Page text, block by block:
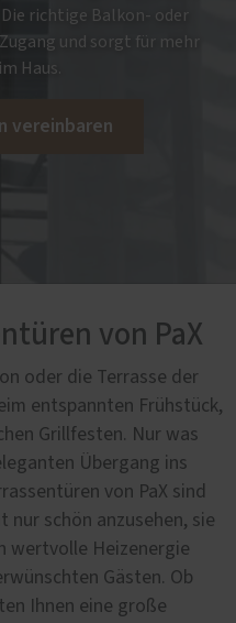
richtige Balkon- oder
und sorgt für mehr
Haus.
vereinbaren
von PaX
oder die Terrasse der
entspannten Frühstück,
Grillfesten. Nur was
Übergang ins
von PaX sind
nur schön anzusehen, sie
wertvolle Heizenergie
Gästen. Ob
Ihnen eine große